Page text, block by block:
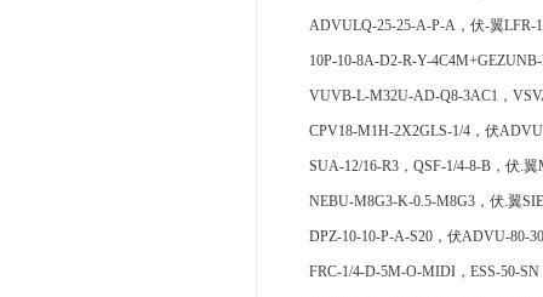
ADVULQ-25-25-A-P-A，伏-翼LFR-
10P-10-8A-D2-R-Y-
VUVB-L-M32U-AD-Q8-3AC1，
CPV18-M1H-2X2GLS-1/4，伏
SUA-12/16-R3，QSF-1/4-8-B，伏.
NEBU-M8G3-K-0.5-M8G3，伏.翼
DPZ-10-10-P-A-S20，伏ADVU-80-
FRC-1/4-D-5M-O-MIDI，ESS-50-